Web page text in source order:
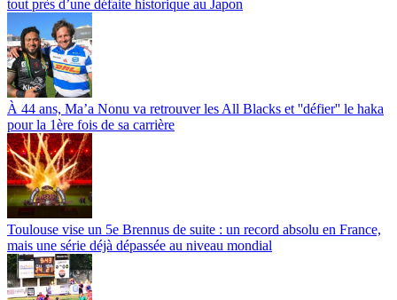
tout près d’une défaite historique au Japon
À 44 ans, Ma’a Nonu va retrouver les All Blacks et ''défier'' le haka
pour la 1ère fois de sa carrière
Toulouse vise un 5e Brennus de suite : un record absolu en France,
mais une série déjà dépassée au niveau mondial